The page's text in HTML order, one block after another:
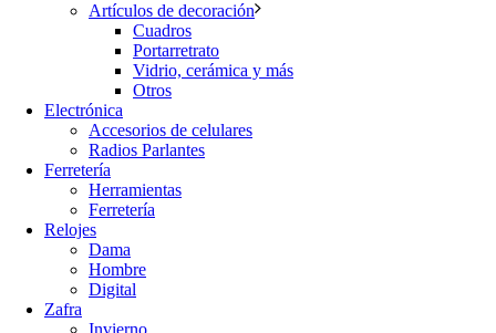
Artículos de decoración
Cuadros
Portarretrato
Vidrio, cerámica y más
Otros
Electrónica
Accesorios de celulares
Radios Parlantes
Ferretería
Herramientas
Ferretería
Relojes
Dama
Hombre
Digital
Zafra
Invierno